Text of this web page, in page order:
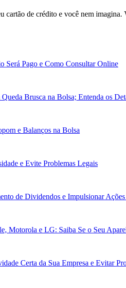
cartão de crédito e você nem
Será Pago e Como Consultar Online
Brusca na Bolsa; Entenda os
e Balanços na Bolsa
e Evite Problemas Legais
de Dividendos e Impulsionar
Motorola e LG: Saiba Se o Seu
Certa da Sua Empresa e Evitar